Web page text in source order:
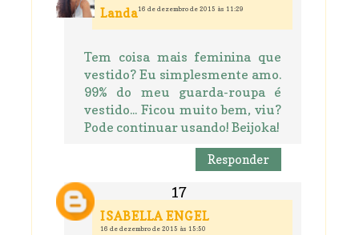
Landa16 de dezembro de 2015 às 11:29
Tem coisa mais feminina que
vestido? Eu simplesmente amo.
99% do meu guarda-roupa é
vestido... Ficou muito bem, viu?
Pode continuar usando! Beijoka!
Responder
ISABELLA ENGEL
16 de dezembro de 2015 às 15:50